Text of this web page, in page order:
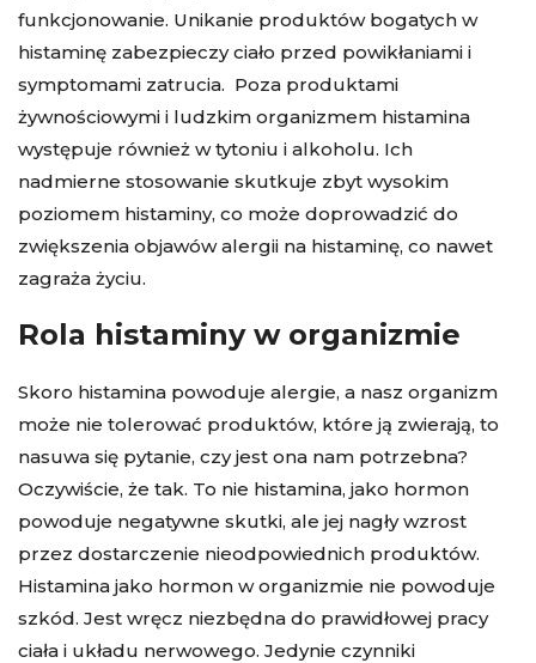
funkcjonowanie. Unikanie produktów bogatych w
histaminę zabezpieczy ciało przed powikłaniami i
symptomami zatrucia. Poza produktami
żywnościowymi i ludzkim organizmem histamina
występuje również w tytoniu i alkoholu. Ich
nadmierne stosowanie skutkuje zbyt wysokim
poziomem histaminy, co może doprowadzić do
zwiększenia objawów alergii na histaminę, co nawet
zagraża życiu.
Rola histaminy w organizmie
Skoro histamina powoduje alergie, a nasz organizm
może nie tolerować produktów, które ją zwierają, to
nasuwa się pytanie, czy jest ona nam potrzebna?
Oczywiście, że tak. To nie histamina, jako hormon
powoduje negatywne skutki, ale jej nagły wzrost
przez dostarczenie nieodpowiednich produktów.
Histamina jako hormon w organizmie nie powoduje
szkód. Jest wręcz niezbędna do prawidłowej pracy
ciała i układu nerwowego. Jedynie czynniki